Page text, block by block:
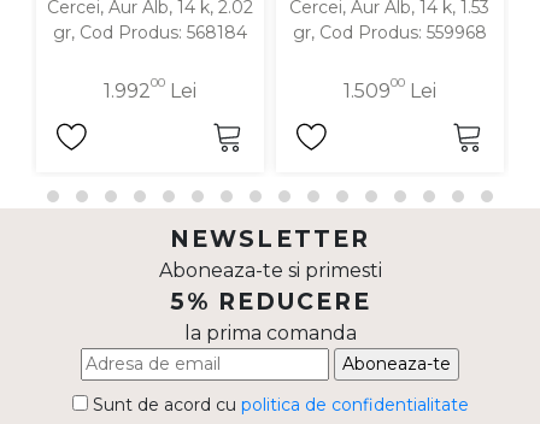
Cercei, Aur Alb, 14 k, 2.02
gr, Cod Produs: 568184
1.99200Lei
Cercei, Aur Alb, 14 k, 1.53
gr, Cod Produs: 559968
1.50900Lei
NEWSLETTER
Aboneaza-te si primesti
5% REDUCERE
la prima comanda
Aboneaza-te
Sunt de acord cu politica de confidentialitate